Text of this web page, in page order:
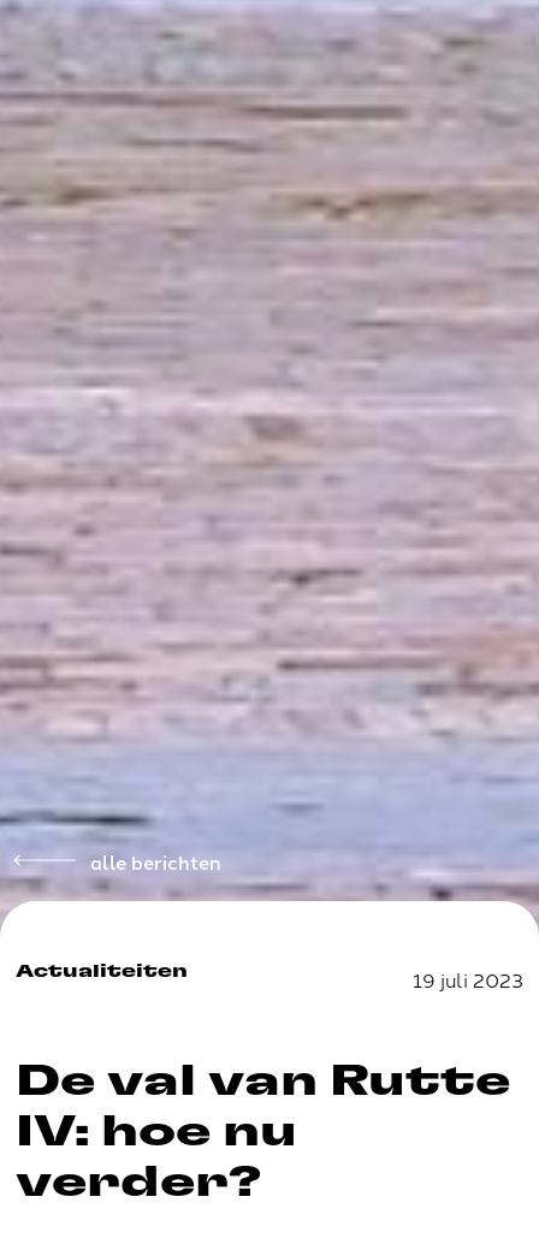
alle berichten
Actualiteiten 19 juli 2023
De val van Rutte
IV: hoe nu
verder?